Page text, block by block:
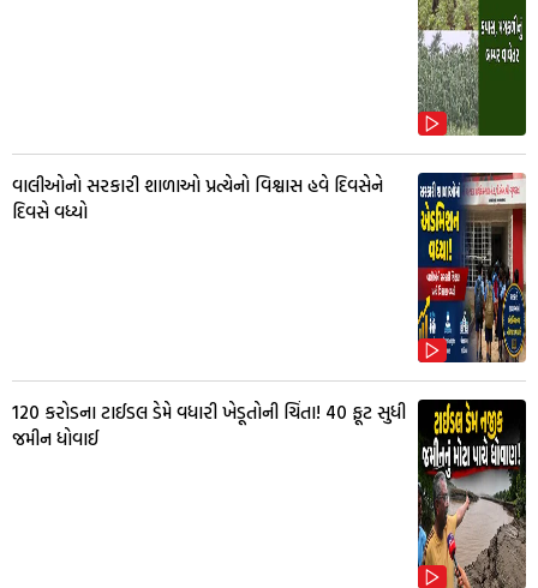
વાલીઓનો સરકારી શાળાઓ પ્રત્યેનો વિશ્વાસ હવે દિવસેને
દિવસે વધ્યો
₹120 કરોડના ટાઈડલ ડેમે વધારી ખેડૂતોની ચિંતા! 40 ફૂટ સુધી
જમીન ધોવાઈ